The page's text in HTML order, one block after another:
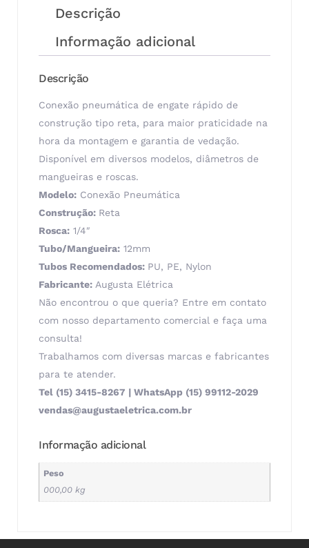
Descrição
Informação adicional
Descrição
Conexão pneumática de engate rápido de
construção tipo reta, para maior praticidade na
hora da montagem e garantia de vedação.
Disponível em diversos modelos, diâmetros de
mangueiras e roscas.
Modelo: Conexão Pneumática
Construção: Reta
Rosca: 1/4″
Tubo/Mangueira: 12mm
Tubos Recomendados: PU, PE, Nylon
Fabricante: Augusta Elétrica
Não encontrou o que queria? Entre em contato
com nosso departamento comercial e faça uma
consulta!
Trabalhamos com diversas marcas e fabricantes
para te atender.
Tel (15) 3415-8267 | WhatsApp (15) 99112-2029
vendas@augustaeletrica.com.br
Informação adicional
Peso
000,00 kg